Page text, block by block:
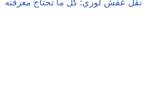
نقل عفش لوري: كل ما تحتاج معرفته